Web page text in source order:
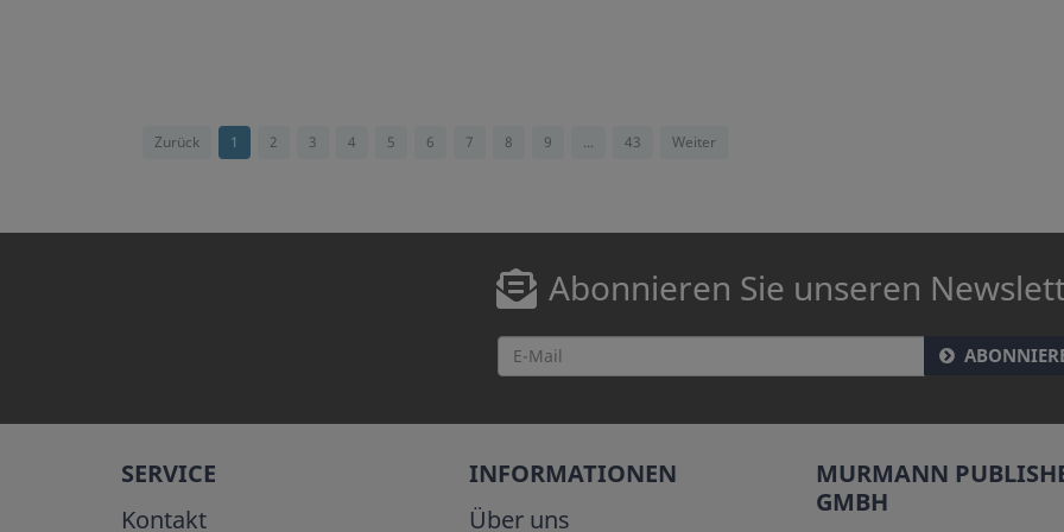
Zurück 1 2 3 4 5 6 7 8 9 ... 43 Weiter
Abonnieren Sie unseren
SERVICE
Kontakt
INFORMATIONEN
Über uns
MURMANN
GMBH